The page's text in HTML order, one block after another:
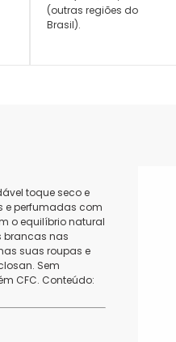
(outras regiões do
Brasil).
toque seco e
e perfumadas com
o equilíbrio natural
brancas nas
suas roupas e
Sem
CFC. Conteúdo: